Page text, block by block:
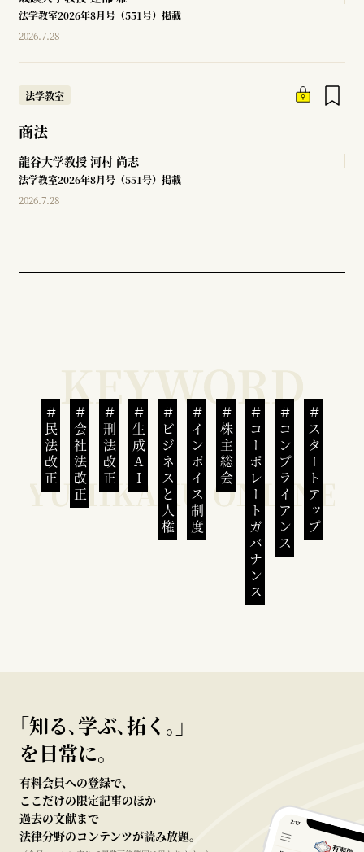
法学教室2026年8月号（551号）掲載
2026.7.28
法学教室
商法
龍谷大学教授 河村 尚志
法学教室2026年8月号（551号）掲載
2026.7.28
民法改正 会社法改正 刑法改正 生成AI ビジネスと人権インボイス制度 株主総会 コーポレートガバナンスコンプライアンススタートアップ
｢知る､学ぶ､拓く｡｣
を日常に。
有料会員への登録で、
ここだけの限定記事のほか
過去の文献まで
法律分野のコンテンツが読み放題。